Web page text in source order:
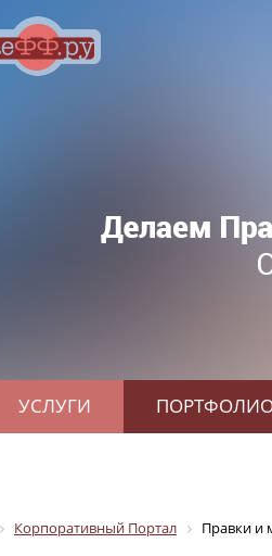
УСЛУГИ
Корпоративный Портал Правки и